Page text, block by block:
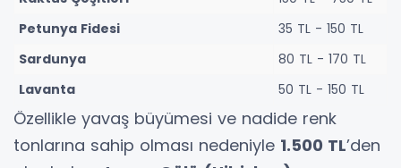
Petunya Fidesi
35 TL - 150 TL
Sardunya
80 TL - 170 TL
Lavanta
50 TL - 150 TL
Özellikle yavaş büyümesi ve nadide renk
tonlarına sahip olması nedeniyle 1.500 TL’den